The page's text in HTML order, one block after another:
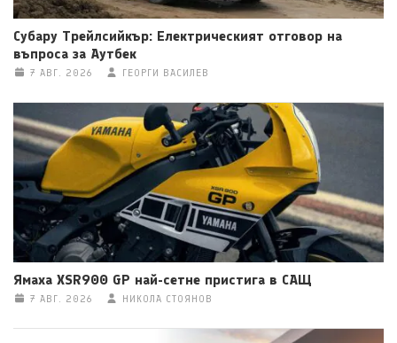
Субару Трейлсийкър: Електрическият отговор на
въпроса за Аутбек
7 АВГ. 2026 ГЕОРГИ ВАСИЛЕВ
Ямаха XSR900 GP най-сетне пристига в САЩ
7 АВГ. 2026 НИКОЛА СТОЯНОВ